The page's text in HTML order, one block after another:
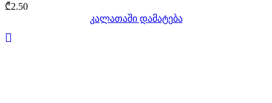
₾2.50
კალათაში დამატება